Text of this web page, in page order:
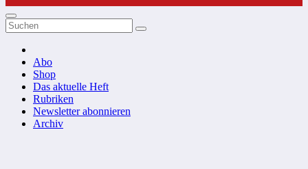
Abo
Shop
Das aktuelle Heft
Rubriken
Newsletter abonnieren
Archiv